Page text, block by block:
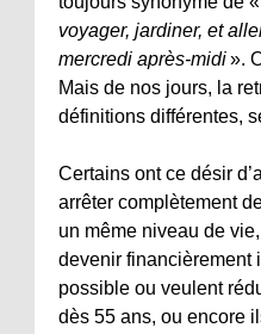
voyager, jardiner, et
mercredi après-midi».
Mais de nos jours, la
définitions différentes,
Certains ont ce désir
arrêter complètement
un même niveau de
devenir financièrement
possible ou veulent
dès 55 ans, ou encore